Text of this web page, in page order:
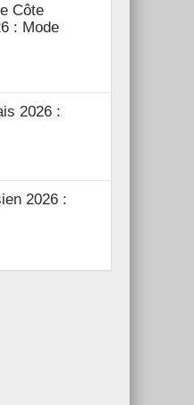
Côte
: Mode
2026 :
2026 :